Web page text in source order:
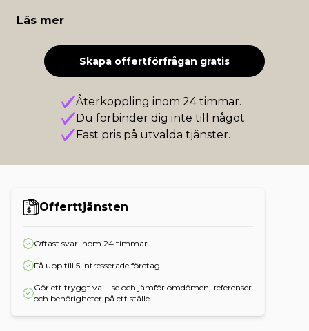
Läs mer
Skapa offertförfrågan gratis
Återkoppling inom 24 timmar.
Du förbinder dig inte till något.
Fast pris på utvalda tjänster.
Offerttjänsten
Oftast svar inom 24 timmar
Få upp till 5 intresserade företag
Gör ett tryggt val - se och jämför omdömen, referenser
och behörigheter på ett ställe